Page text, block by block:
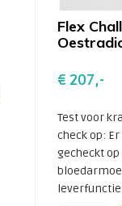
Flex
€ 207,-
Test voor
check op:
gecheckt op